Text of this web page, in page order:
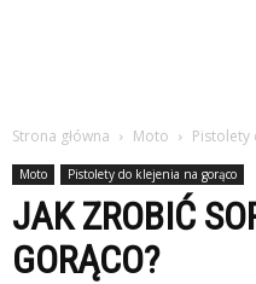
Strona główna Moto Pistolety
Moto Pistolety do klejenia na gorąco
JAK ZROBIĆ
GORĄCO?